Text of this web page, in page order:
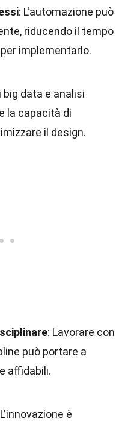
: L'automazione può
riducendo il tempo
implementarlo.
big data e analisi
la capacità di
il design.
: Lavorare con
può portare a
affidabili.
è